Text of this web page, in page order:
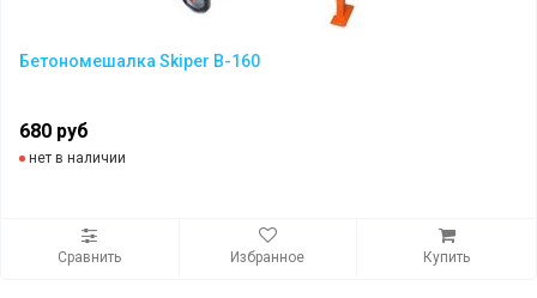
Бетономешалка Skiper B-160
680 руб
нет в наличии
Сравнить Избранное Купить